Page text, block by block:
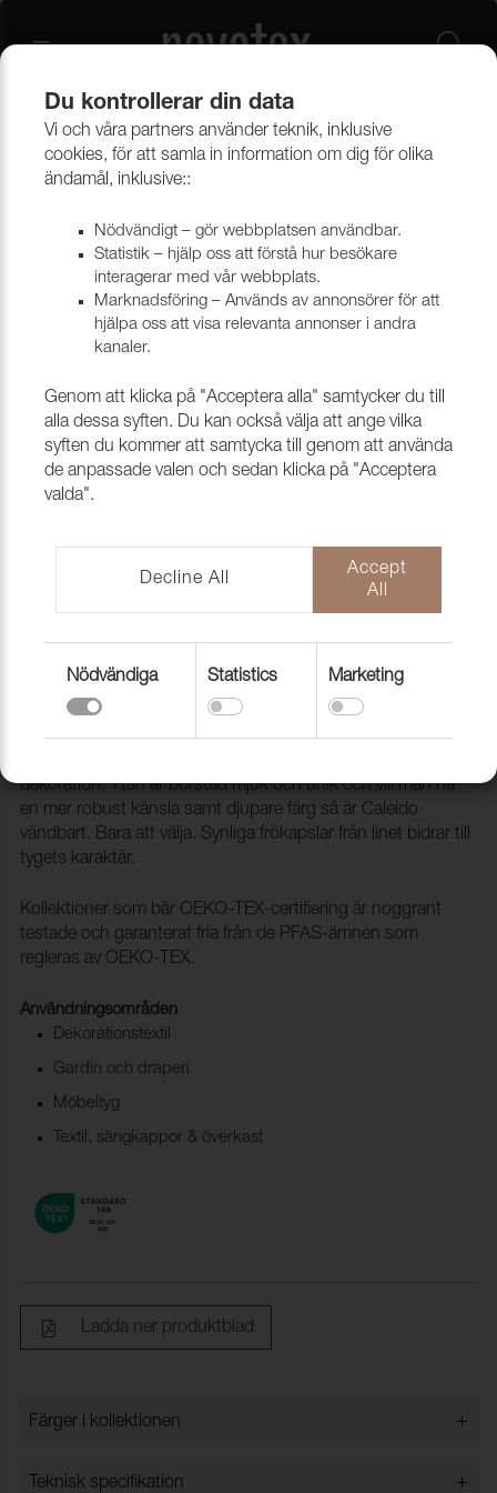
Beklädnadsmaterial Möbeltyger Alla möbeltyger
Tyg Caleido 11309 Milka
1005932
dekoration. Ytan är borstad mjuk och unik och vill man ha
en mer robust känsla samt djupare färg så är Caleido
vändbart. Bara att välja. Synliga frökapslar från linet bidrar till
tygets karaktär.
Kollektioner som bär OEKO-TEX-certifiering är noggrant
testade och garanterat fria från de PFAS-ämnen som
regleras av OEKO-TEX.
Användningsområden
Dekorationstextil
Gardin och draperi
Möbeltyg
Textil, sängkappor & överkast
Ladda ner produktblad
Färger i kollektionen +
Färger i kollektionen
Teknisk specifikation +
Du kontrollerar din data
Vi och våra partners använder teknik, inklusive
cookies, för att samla in information om dig för olika
ändamål, inklusive::
Nödvändigt – gör webbplatsen användbar.
Statistik – hjälp oss att förstå hur besökare
interagerar med vår webbplats.
Marknadsföring – Används av annonsörer för att
hjälpa oss att visa relevanta annonser i andra
kanaler.
Genom att klicka på "Acceptera alla" samtycker du till
alla dessa syften. Du kan också välja att ange vilka
syften du kommer att samtycka till genom att använda
de anpassade valen och sedan klicka på "Acceptera
valda".
Decline All
Accept
All
Nödvändiga Statistics Marketing